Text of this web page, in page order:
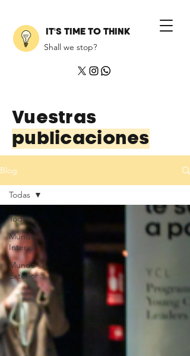
IT'S TIME TO THINK
Shall we stop?
Vuestras
publicaciones
Blog
Todas
Mundo
Interior
Mundo
Exterior
Todas